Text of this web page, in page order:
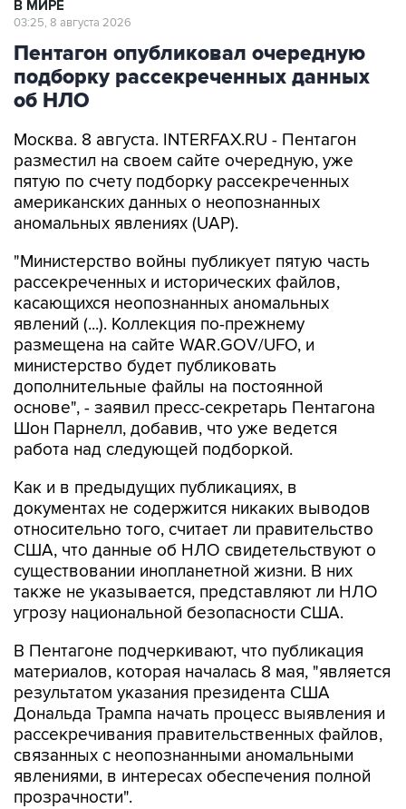
В МИРЕ
03:25, 8 августа 2026
Пентагон опубликовал очередную
подборку рассекреченных данных
об НЛО
Москва. 8 августа. INTERFAX.RU - Пентагон
разместил на своем сайте очередную, уже
пятую по счету подборку рассекреченных
американских данных о неопознанных
аномальных явлениях (UAP).
"Министерство войны публикует пятую часть
рассекреченных и исторических файлов,
касающихся неопознанных аномальных
явлений (...). Коллекция по-прежнему
размещена на сайте WAR.GOV/UFO, и
министерство будет публиковать
дополнительные файлы на постоянной
основе", - заявил пресс-секретарь Пентагона
Шон Парнелл, добавив, что уже ведется
работа над следующей подборкой.
Как и в предыдущих публикациях, в
документах не содержится никаких выводов
относительно того, считает ли правительство
США, что данные об НЛО свидетельствуют о
существовании инопланетной жизни. В них
также не указывается, представляют ли НЛО
угрозу национальной безопасности США.
В Пентагоне подчеркивают, что публикация
материалов, которая началась 8 мая, "является
результатом указания президента США
Дональда Трампа начать процесс выявления и
рассекречивания правительственных файлов,
связанных с неопознанными аномальными
явлениями, в интересах обеспечения полной
прозрачности".